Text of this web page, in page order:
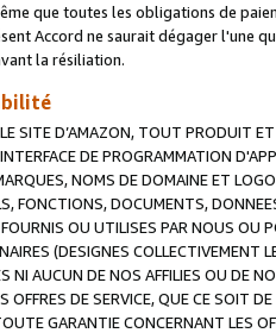
que toutes les obligations de
Accord ne saurait dégager l'une
la résiliation.
SITE D’AMAZON, TOUT PRODUIT
DE PROGRAMMATION
NOMS DE DOMAINE ET
FONCTIONS, DOCUMENTS,
OU UTILISES PAR NOUS OU
(DESIGNES COLLECTIVEMENT
NI AUCUN DE NOS AFFILIES OU DE
OFFRES DE SERVICE, QUE CE SOIT
GARANTIE CONCERNANT LES